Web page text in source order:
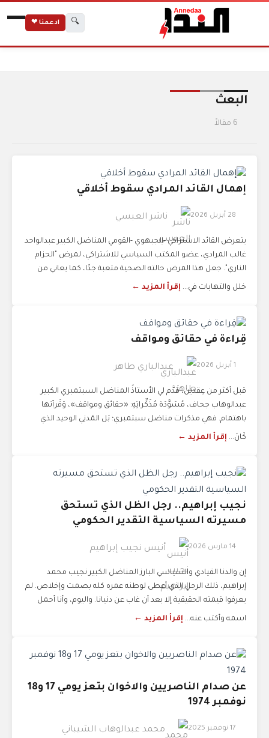
🔍 ادعمنا ❤
البعث
6 مقالاً
إهمال القائد المرادي سقوط أخلاقي
28 أبريل 2026 ناشر العبسي
يتعرض القائد الاشتراكي -الجبهوي -القومي المناضل الكبير عبدالواحد
غالب المرادي، عضو المكتب السياسي للاشتراكي، لمرض "الحزام
الناري". جعل هذا المرض حالته الصحية متعبة جدًا، كما يعاني من
خلل والتهابات في... إقرأ المزيد ←
قِراءة في حقائق ومواقف
1 أبريل 2026 عبدالباري طاهر
قبل أكثر من عِقدين، قَدَّم لي الأستاذُ المناضل السبتمبري الكبير
عبدالوهاب جحاف، مُسَوَّدَة مُذَكِّراتِهِ: «حقائق ومواقف»، وَقَرأتها
باهتمام. فهي مذكرات مناضل سبتمبري؛ بَل المَدنِي الوحيد الذي
كَانَ... إقرأ المزيد ←
نجيب إبراهيم.. رجل الظل الذي تستحق
مسيرته السياسية التقدير الحكومي
14 مارس 2026 أنيس نجيب إبراهيم
إن والدنا القيادي والسياسي البارز المناضل الكبير نجيب محمد
إبراهيم، ذلك الرجل الذي أعطى لوطنه عمره كله بصمت وإخلاص. لم
يعرفوا قيمته الحقيقية إلا بعد أن غاب عن دنيانا. واليوم، وأنا أحمل
اسمه وأكتب عنه... إقرأ المزيد ←
عن صدام الناصريين والاخوان بتعز يومي 17 و18
نوفمبر 1974
17 نوفمبر 2025 محمد عبدالوهاب الشيباني